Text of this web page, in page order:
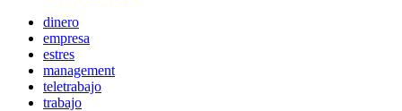
dinero
empresa
estres
management
teletrabajo
trabajo